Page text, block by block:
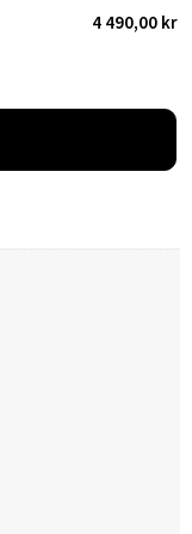
4 490,00 kr